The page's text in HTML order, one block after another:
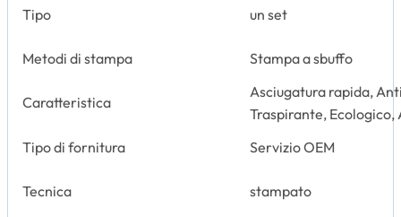
Tipo un set
Metodi di stampa Stampa a sbuffo
Caratteristica
Asciugatura rapida,
Traspirante,
Tipo di fornitura
Servizio OEM
Tecnica stampato